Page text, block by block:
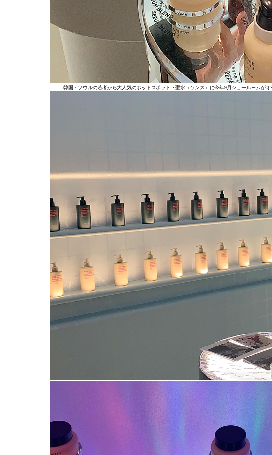
韓国・ソウルの若者から大人気のホットスポット・聖水（ソンス）に今年9月ショールームが